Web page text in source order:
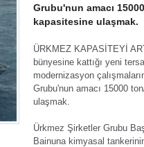
Grubu'nun amacı
kapasitesine ulaşmak.
ÜRKMEZ KAPASİTEYİ
bünyesine kattığı yeni
modernizasyon
Grubu'nun amacı 15000
ulaşmak.
Ürkmez Şirketler Grubu
Bainuna kimyasal